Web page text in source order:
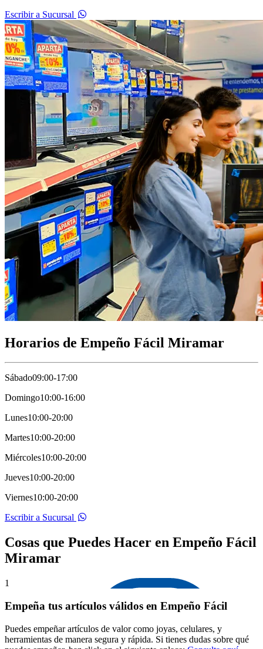
Escribir a Sucursal
Horarios de Empeño Fácil Miramar
Sábado09:00-17:00
Domingo10:00-16:00
Lunes10:00-20:00
Martes10:00-20:00
Miércoles10:00-20:00
Jueves10:00-20:00
Viernes10:00-20:00
Escribir a Sucursal
Cosas que Puedes Hacer en Empeño Fácil
Miramar
1
Empeña tus artículos válidos en Empeño Fácil
Puedes empeñar artículos de valor como joyas, celulares, y
herramientas de manera segura y rápida. Si tienes dudas sobre qué